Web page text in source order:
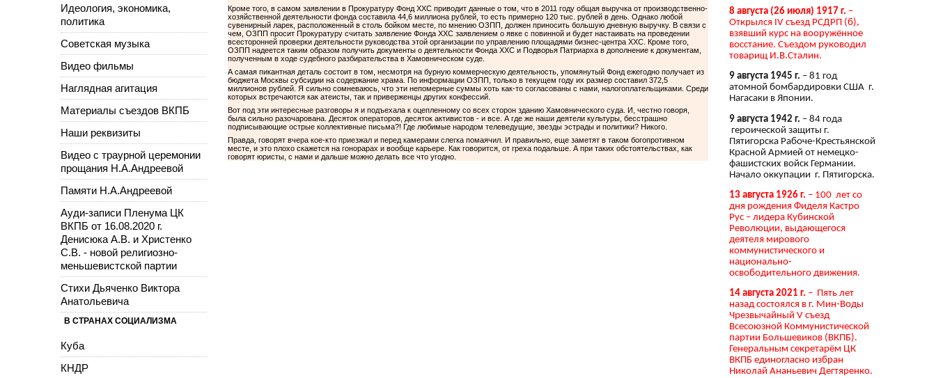
Кроме того, в самом заявлении в Прокуратуру Фонд ХХС приводит данные о том, что в 2011 году общая выручка от производственно-
хозяйственной деятельности фонда составила 44,6 миллиона рублей, то есть примерно 120 тыс. рублей в день. Однако любой
сувенирный ларек, расположенный в столь бойком месте, по мнению ОЗПП, должен приносить большую дневную выручку. В связи с
чем, ОЗПП просит Прокуратуру считать заявление Фонда ХХС заявлением о явке с повинной и будет настаивать на проведении
всесторонней проверки деятельности руководства этой организации по управлению площадями бизнес-центра ХХС. Кроме того,
ОЗПП надеется таким образом получить документы о деятельности Фонда ХХС и Подворья Патриарха в дополнение к документам,
полученным в ходе судебного разбирательства в Хамовническом суде.
А самая пикантная деталь состоит в том, несмотря на бурную коммерческую деятельность, упомянутый Фонд ежегодно получает из
бюджета Москвы субсидии на содержание храма. По информации ОЗПП, только в текущем году их размер составил 372,5
миллионов рублей. Я сильно сомневаюсь, что эти непомерные суммы хоть как-то согласованы с нами, налогоплательщиками. Среди
которых встречаются как атеисты, так и приверженцы других конфессий.
Вот под эти интересные разговоры я и подъехала к оцепленному со всех сторон зданию Хамовнического суда. И, честно говоря,
была сильно разочарована. Десяток операторов, десяток активистов - и все. А где же наши деятели культуры, бесстрашно
подписывающие острые коллективные письма?! Где любимые народом телеведущие, звезды эстрады и политики? Никого.
Правда, говорят вчера кое-кто приезжал и перед камерами слегка помаячил. И правильно, еще заметят в таком богопротивном
месте, и это плохо скажется на гонорарах и вообще карьере. Как говорится, от греха подальше. А при таких обстоятельствах, как
говорят юристы, с нами и дальше можно делать все что угодно.
Идеология, экономика,
политика
Советская музыка
Видео фильмы
Наглядная агитация
Материалы съездов ВКПБ
Наши реквизиты
Видео с траурной церемонии
прощания Н.А.Андреевой
Памяти Н.А.Андреевой
Ауди-записи Пленума ЦК
ВКПБ от 16.08.2020 г.
Денисюка А.В. и Христенко
С.В. - новой религиозно-
меньшевистской партии
Стихи Дьяченко Виктора
Анатольевича
В СТРАНАХ СОЦИАЛИЗМА
Куба
КНДР
8 августа (26 июля) 1917 г. –
Открылся IV съезд РСДРП (б),
взявший курс на вооружённое
восстание. Съездом руководил
товарищ И.В.Сталин.
9 августа 1945 г. – 81 год
атомной бомбардировки США г.
Нагасаки в Японии.
9 августа 1942 г. – 84 года
героической защиты г.
Пятигорска Рабоче-Крестьянской
Красной Армией от немецко-
фашистских войск Германии.
Начало оккупации г. Пятигорска.
13 августа 1926 г. – 100 лет со
дня рождения Фиделя Кастро
Рус – лидера Кубинской
Революции, выдающегося
деятеля мирового
коммунистического и
национально-
освободительного движения.
14 августа 2021 г. – Пять лет
назад состоялся в г. Мин-Воды
Чрезвычайный V съезд
Всесоюзной Коммунистической
партии Большевиков (ВКПБ).
Генеральным секретарём ЦК
ВКПБ единогласно избран
Николай Ананьевич Дегтяренко.